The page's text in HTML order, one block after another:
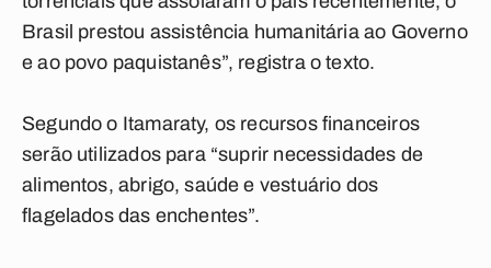
Brasil prestou assistência humanitária ao Governo
e ao povo paquistanês”, registra o texto.
Segundo o Itamaraty, os recursos financeiros
serão utilizados para “suprir necessidades de
alimentos, abrigo, saúde e vestuário dos
flagelados das enchentes”.